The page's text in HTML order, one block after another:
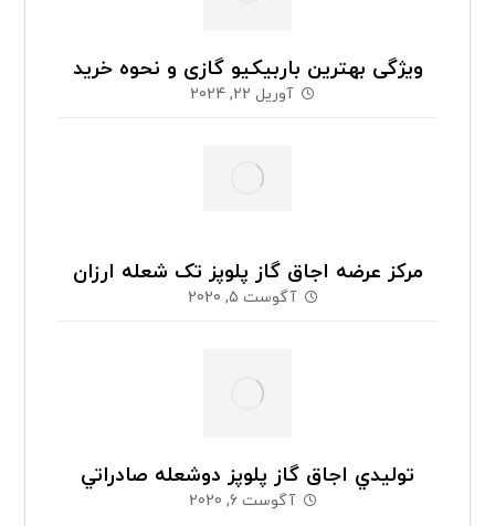
ویژگی بهترین باربیکیو گازی و نحوه خرید
آوریل 22, 2024
مرکز عرضه اجاق گاز پلوپز تک شعله ارزان
آگوست 5, 2020
توليدي اجاق گاز پلوپز دوشعله صادراتي
آگوست 6, 2020